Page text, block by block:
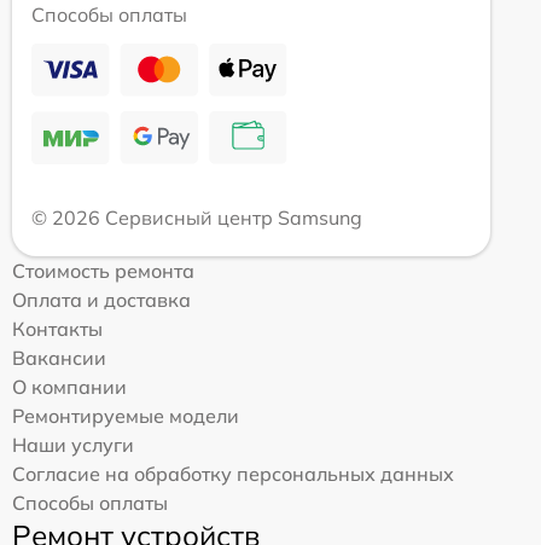
Способы оплаты
© 2026 Сервисный центр Samsung
Стоимость ремонта
Оплата и доставка
Контакты
Вакансии
О компании
Ремонтируемые модели
Наши услуги
Согласие на обработку персональных данных
Способы оплаты
Ремонт устройств